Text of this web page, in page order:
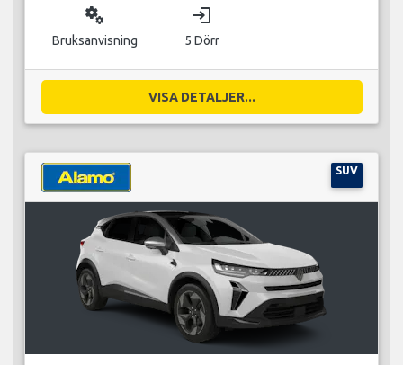
miscellaneous_services
Bruksanvisning
login
5 Dörr
VISA DETALJER...
SUV